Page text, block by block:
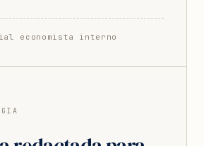
economista interno